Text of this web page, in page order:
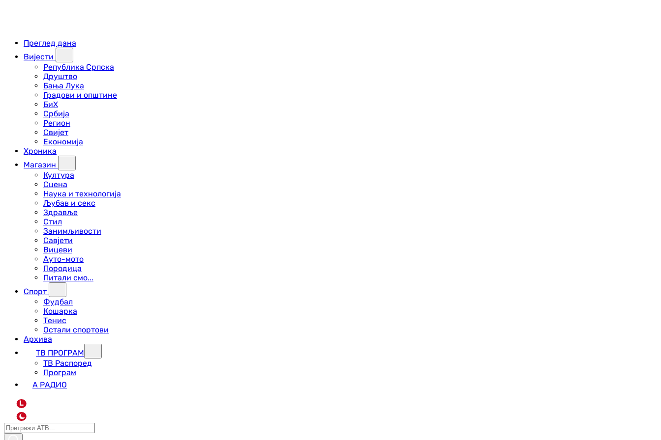
Преглед дана
Вијести
Република Српска
Друштво
Бања Лука
Градови и општине
БиХ
Србија
Регион
Свијет
Економија
Хроника
Магазин
Култура
Сцена
Наука и технологија
Љубав и секс
Здравље
Стил
Занимљивости
Савјети
Вицеви
Ауто-мото
Породица
Питали смо...
Спорт
Фудбал
Кошарка
Тенис
Остали спортови
Архива
ТВ ПРОГРАМ
ТВ Распоред
Програм
А РАДИО
L